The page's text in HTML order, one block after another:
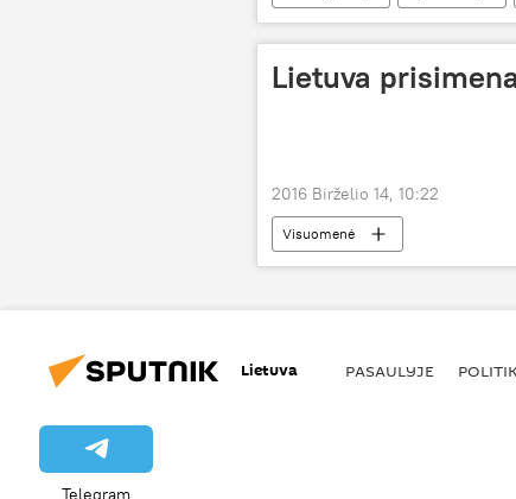
Lietuva
2016 Birželio 14, 10:22
Visuomenė
Lietuva PASAULYJE
Telegram